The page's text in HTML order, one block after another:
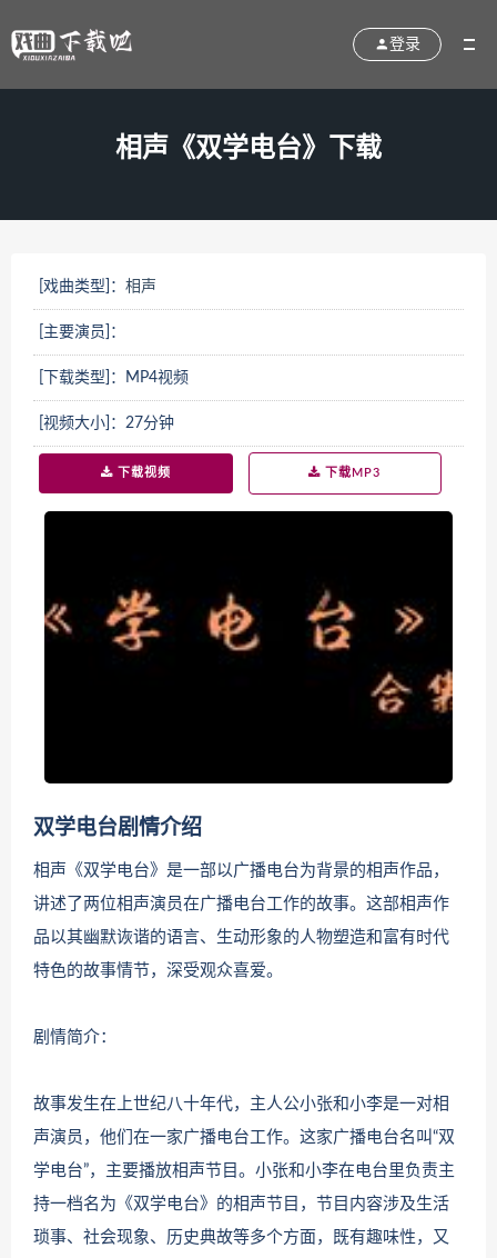
登录
相声《双学电台》下载
[戏曲类型]： 相声
[主要演员]：
[下载类型]：MP4视频
[视频大小]：27分钟
下载视频 下载MP3
双学电台剧情介绍
相声《双学电台》是一部以广播电台为背景的相声作品，
讲述了两位相声演员在广播电台工作的故事。这部相声作
品以其幽默诙谐的语言、生动形象的人物塑造和富有时代
特色的故事情节，深受观众喜爱。
剧情简介：
故事发生在上世纪八十年代，主人公小张和小李是一对相
声演员，他们在一家广播电台工作。这家广播电台名叫“双
学电台”，主要播放相声节目。小张和小李在电台里负责主
持一档名为《双学电台》的相声节目，节目内容涉及生活
琐事、社会现象、历史典故等多个方面，既有趣味性，又